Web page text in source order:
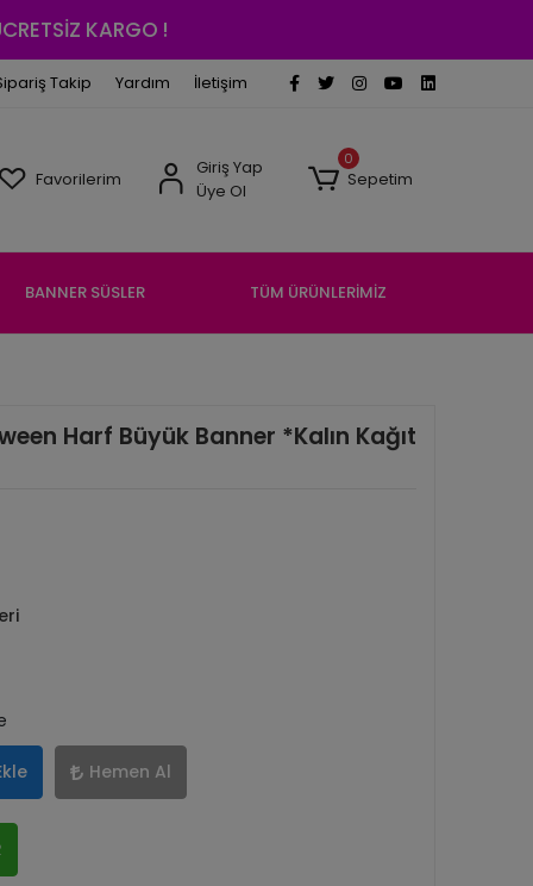
KARGO !
Takip Yardım İletişim
Favorilerim
Giriş Yap
Üye Ol
0
Sepetim
BANNER SÜSLER TÜM ÜRÜNLERİMİZ
Harf Büyük Banner *Kalın Kağıt
Hemen Al